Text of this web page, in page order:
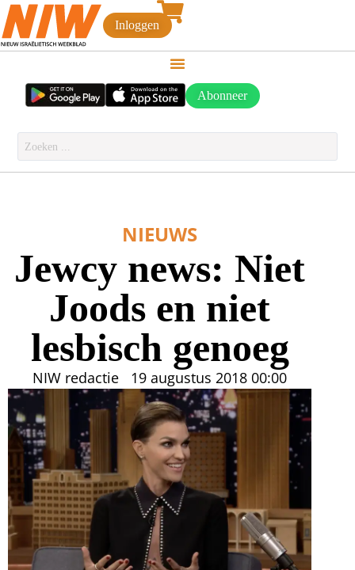
Inloggen
Abonneer
NIEUWS
Jewcy news: Niet
Joods en niet
lesbisch genoeg
NIW redactie 19 augustus 2018 00:00